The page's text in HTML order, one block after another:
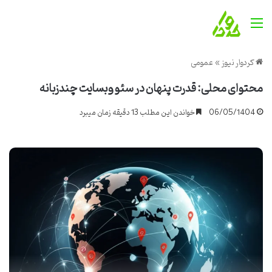
منو
کردوار نیوز»عمومی
محتوای محلی: قدرت پنهان در سئو وبسایت چندزبانه
06/05/1404 خواندن این مطلب 13 دقیقه زمان میبرد